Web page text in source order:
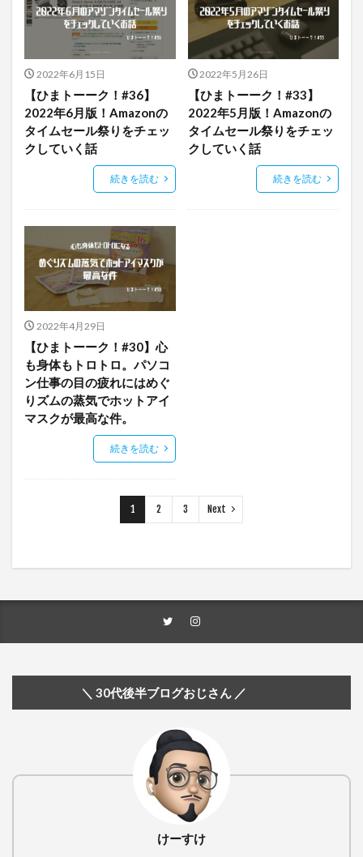
2022年6月15日
【ひまトーーク！#36】
2022年6月版！Amazonの
タイムセール祭りをチェッ
クしていく話
続きを読む
2022年5月26日
【ひまトーーク！#33】
2022年5月版！Amazonの
タイムセール祭りをチェッ
クしていく話
続きを読む
2022年4月29日
【ひまトーーク！#30】心
も身体もトロトロ。パソコ
ン仕事の目の疲れにはめぐ
りズムの蒸気でホットアイ
マスクが最高な件。
続きを読む
1 2 3 Next
＼ 30代後半ブログおじさん ／
けーすけ